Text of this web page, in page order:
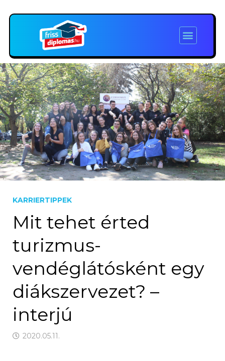
KARRIERTIPPEK
Mit tehet érted
turizmus-
vendéglátósként egy
diákszervezet? –
interjú
2020.05.11.